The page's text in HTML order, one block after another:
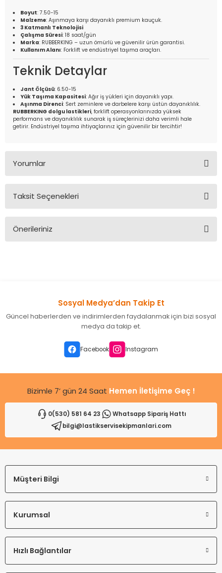
Boyut: 7.50-15
Malzeme: Aşınmaya karşı dayanıklı premium kauçuk.
3 Katmanlı Teknolojisi
Çalışma Süresi: 18 saat/gün
Marka: RUBBERKING – uzun ömürlü ve güvenilir ürün garantisi.
Kullanım Alanı: Forklift ve endüstriyel taşıma araçları.
Teknik Detaylar
Jant Ölçüsü: 6.50-15
Yük Taşıma Kapasitesi: Ağır iş yükleri için dayanıklı yapı.
Aşınma Direnci: Sert zeminlere ve darbelere karşı üstün dayanıklılık.
RUBBERKING dolgu lastikleri, forklift operasyonlarınızda yüksek
performans ve dayanıklılık sunarak iş süreçlerinizi daha verimli hale
getirir. Endüstriyel taşıma ihtiyaçlarınız için güvenilir bir tercihtir!
Yorumlar
Taksit Seçenekleri
Önerileriniz
Ürün resmi kalitesiz, bozuk veya görüntülenemiyor.
Ürün açıklamasında eksik bilgiler bulunuyor.
Ürün fiyatı diğer sitelerden daha pahalı.
Gönder
Sosyal Medya’dan Takip Et
Güncel haberlerden ve indirimlerden faydalanmak için bizi sosyal
medya da takip et.
Facebook Instagram
Bizimle 7’ gün 24 Saat Hemen İletişime Geç !
0(530) 581 64 23
Whatsapp Sipariş Hattı
bilgi@lastikservisekipmanlari.com
Müşteri Bilgi
Kurumsal
Hızlı Bağlantılar